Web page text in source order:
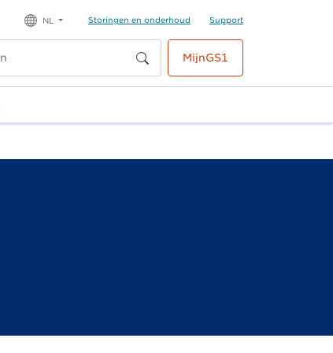
NL Storingen en onderhoud Support
MijnGS1